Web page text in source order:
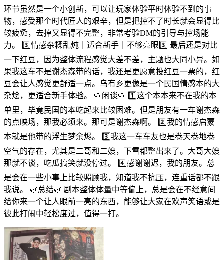
环节虽然是一个小创新，可以让玩家体验平时体验不到的事
物，感受那个时代匠人的艰辛，但是把控不了时长就会显得比
较疲惫，去掉又显得不完整，非常考验DM的引导与控场能
力。 3️⃣情感杂糅乱炖｜适合新手｜不够亮眼3️⃣ 最后还是对比
一下红豆，因为整体流程感觉大差不差，主题也大同小异。如
果我这车不是谢杰森带的话，我还是更愿意投红豆一票的，红
豆会让人感觉更舒适一点。乌有乡更像是一个民国情感本的大
杂烩，更适合新手体验。 🍉闲谈🍉 1️⃣这个本本来不在我的本
单里，毕竟民国的本吃起来比较困难。但是朋友有一车谢杰森
的点映场，那我必须来。那可是谢杰森啊。 2️⃣我的情感启蒙
本就是他带的浮生梦余烬。 3️⃣我这一车车友也是卷天卷地卷
空气的存在，尤其是二哥和二嫂，下雪都整出来了。大哥大嫂
那就不谈，吃瓜搞笑就没停过。 4️⃣感谢谢迟，我的朋友。总
是会在一些小事上比较照顾我，知道我不抗压，连重话都不跟
我说。 🌿总结🌿 剧本整体体量中等偏上，总是会在不经意间
给你来一个让人眼前一亮的东西，能够让大家在欢声笑语或是
彼此打闹中轻松度过，值得一打。